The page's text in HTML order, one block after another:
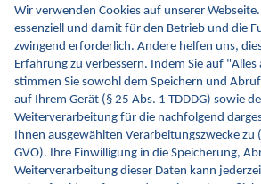
Kontakt
FAQ
Newsletter